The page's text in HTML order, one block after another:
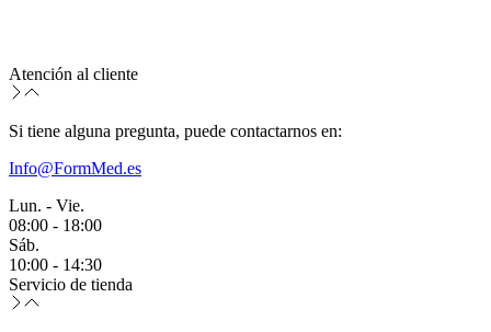
Atención al cliente
Si tiene alguna pregunta, puede contactarnos en:
Info@FormMed.es
Lun. - Vie.
08:00 - 18:00
Sáb.
10:00 - 14:30
Servicio de tienda